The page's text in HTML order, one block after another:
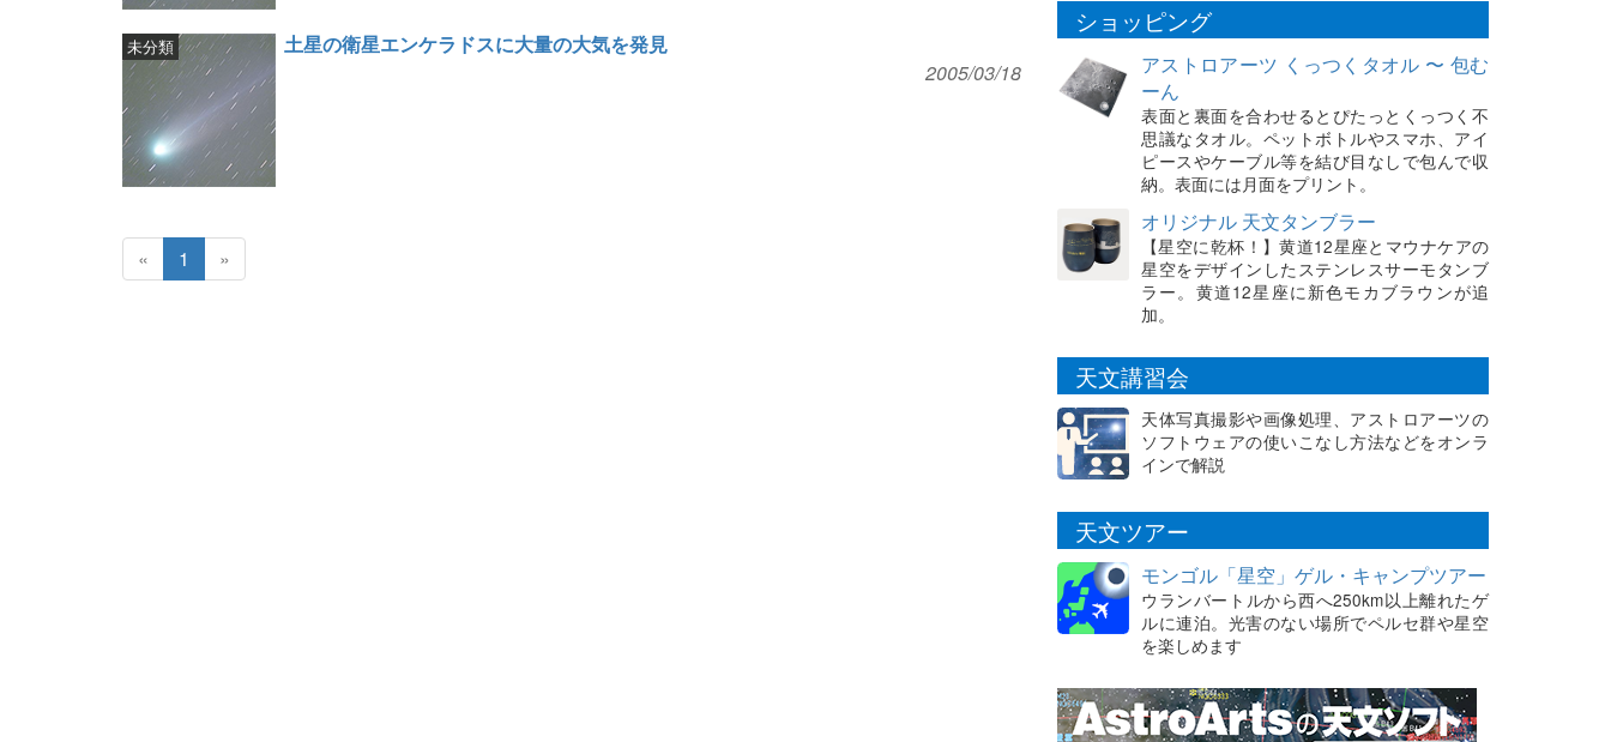
土星の衛星エンケラドスに大量の大気を発見
未分類
2005/03/18
« 1 »
ショッピング
アストロアーツ くっつくタオル 〜 包む
ーん
表面と裏面を合わせるとぴたっとくっつく不
思議なタオル。ペットボトルやスマホ、アイ
ピースやケーブル等を結び目なしで包んで収
納。表面には月面をプリント。
オリジナル 天文タンブラー
【星空に乾杯！】黄道12星座とマウナケアの
星空をデザインしたステンレスサーモタンブ
ラー。黄道12星座に新色モカブラウンが追
加。
天文講習会
天体写真撮影や画像処理、アストロアーツの
ソフトウェアの使いこなし方法などをオンラ
インで解説
天文ツアー
モンゴル「星空」ゲル・キャンプツアー
ウランバートルから西へ250km以上離れたゲ
ルに連泊。光害のない場所でペルセ群や星空
を楽しめます